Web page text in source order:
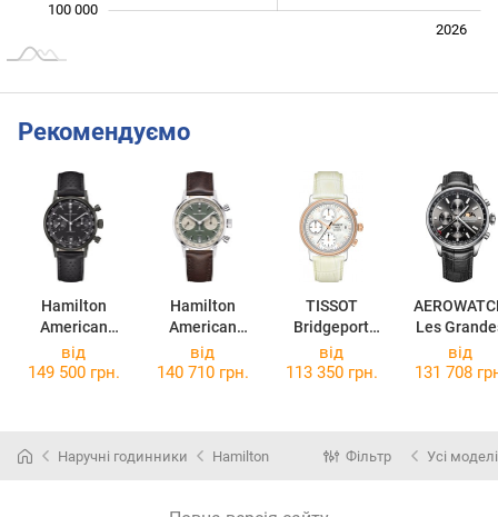
100 000
2026
Рекомендуємо
Hamilton
American
Classic Intra-
Matic Auto
Hamilton
American
Classic Intra-
Matic Auto
TISSOT
Bridgeport
Chronograph
T71.1.480.76
Les
Classiques
від
149 500 грн.
від
140 710 грн.
від
113 350 грн.
від
131 708
Наручні годинники Hamilton Фільтр Усі моделі